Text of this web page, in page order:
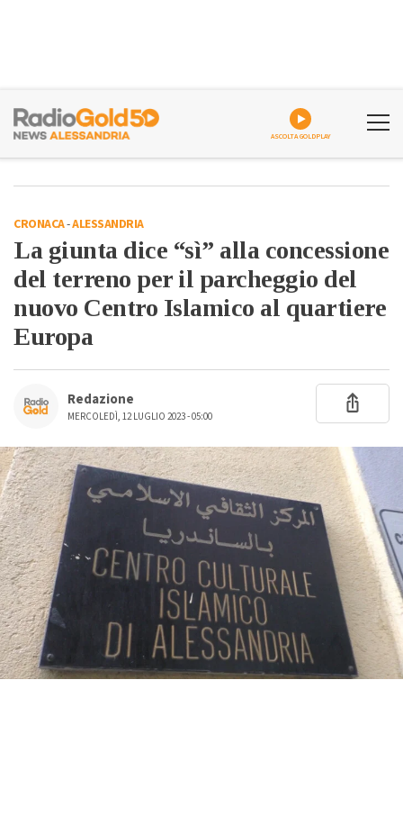
ASCOLTA GOLDPLAY
CRONACA-ALESSANDRIA
La giunta dice “sì” alla concessione
del terreno per il parcheggio del
nuovo Centro Islamico al quartiere
Europa
Redazione
MERCOLEDÌ, 12 LUGLIO 2023 - 05:00